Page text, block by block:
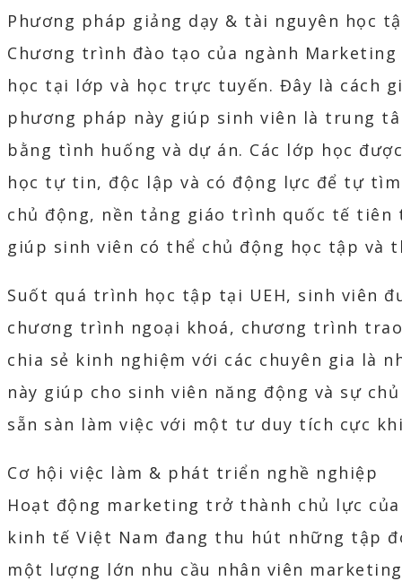
Phương pháp giảng dạy & tài nguyên học
Chương trình đào tạo của ngành
học tại lớp và học trực tuyến. Đây là cách
phương pháp này giúp sinh viên là trung
bằng tình huống và dự án. Các lớp học
học tự tin, độc lập và có động lực để tự
chủ động, nền tảng giáo trình quốc tế tiên
giúp sinh viên có thể chủ động học tập và
Suốt quá trình học tập tại UEH, sinh viên
chương trình ngoại khoá, chương trình
chia sẻ kinh nghiệm với các chuyên gia là
này giúp cho sinh viên năng động và sự
sẵn sàn làm việc với một tư duy tích cực
Cơ hội việc làm & phát triển nghề nghiệp
Hoạt động marketing trở thành chủ lực
kinh tế Việt Nam đang thu hút những tập
một lượng lớn nhu cầu nhân viên